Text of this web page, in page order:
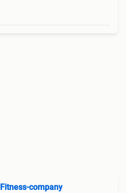
Fitness-company